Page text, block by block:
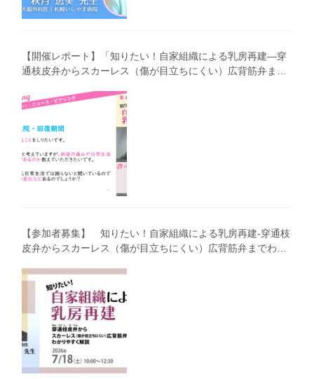
【開催レポート】「知りたい！自家組織による乳房再建―穿
通枝皮弁からスカーレス（傷が目立ちにくい）広背筋弁まで
【参加者募集】 知りたい！自家組織による乳房再建-穿通枝
皮弁からスカーレス（傷が目立ちにくい）広背筋弁までわか